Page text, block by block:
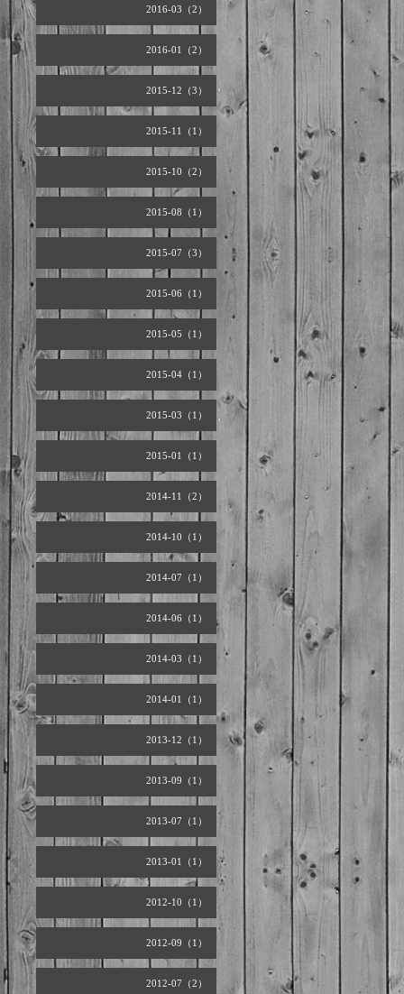
2016-03（2）
2016-01（2）
2015-12（3）
2015-11（1）
2015-10（2）
2015-08（1）
2015-07（3）
2015-06（1）
2015-05（1）
2015-04（1）
2015-03（1）
2015-01（1）
2014-11（2）
2014-10（1）
2014-07（1）
2014-06（1）
2014-03（1）
2014-01（1）
2013-12（1）
2013-09（1）
2013-07（1）
2013-01（1）
2012-10（1）
2012-09（1）
2012-07（2）